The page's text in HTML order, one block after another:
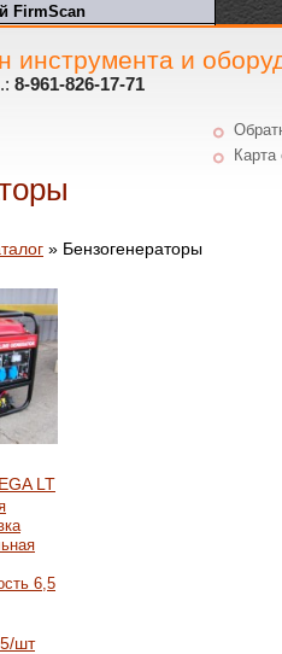
инструмента и
8-961-826-17-71
Карта
» Бензогенераторы
LT
6,5
/шт